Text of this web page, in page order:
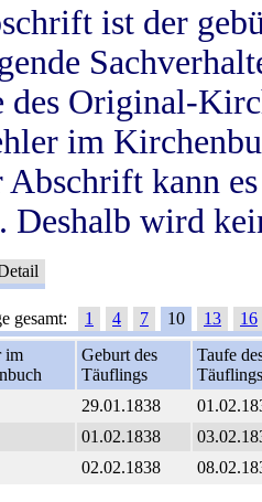
ist der
Original-
im
kann
Deshalb wird
gesamt: 1 4 7 10 13
16
im
Geburt des
Täuflings
Taufe
Täuflings
29.01.1838
01.02.1838
02.02.1838